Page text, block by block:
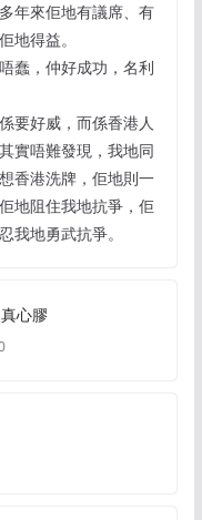
年來佢地有議席、有
地得益。
蠢，仲好成功，名利
要好威，而係香港人
實唔難發現，我地同
香港洗牌，佢地則一
地阻住我地抗爭，佢
我地勇武抗爭。
心膠